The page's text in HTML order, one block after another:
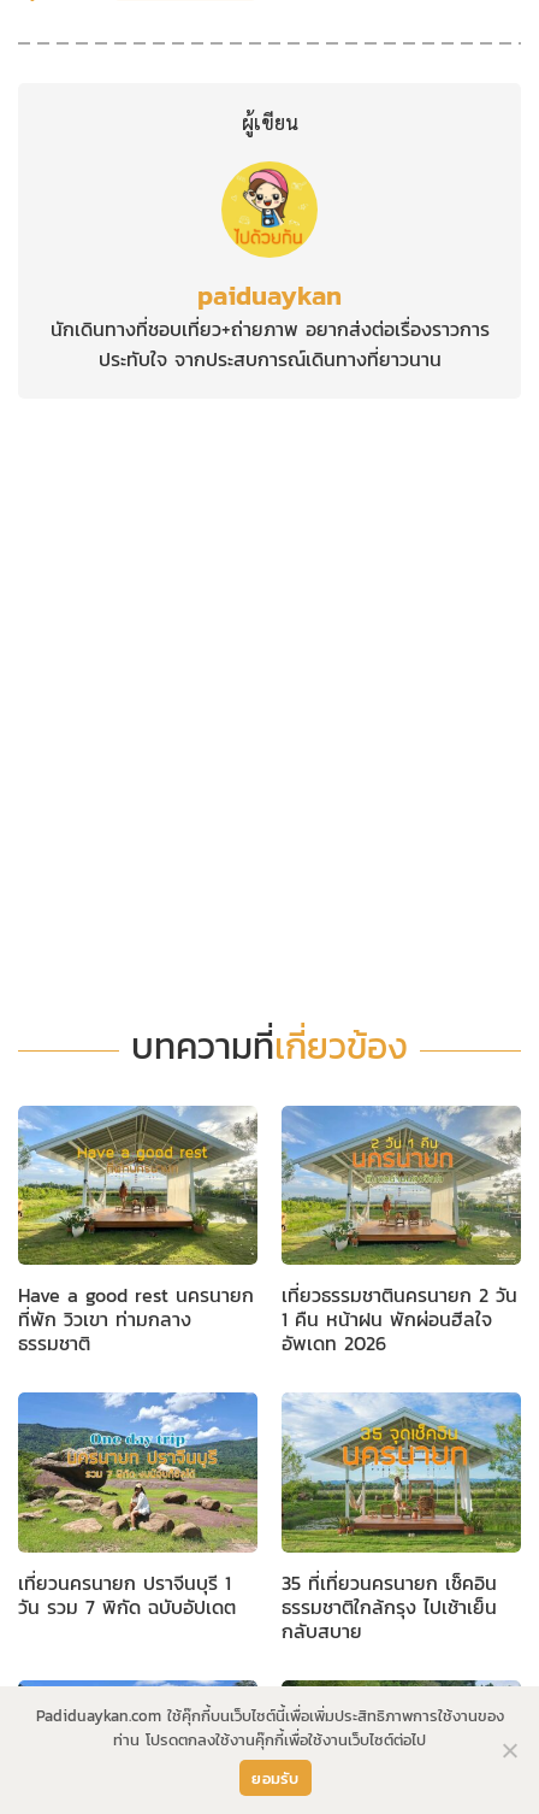
ผู้เขียน
paiduaykan
นักเดินทางที่ชอบเที่ยว+ถ่ายภาพ อยากส่งต่อเรื่องราวการ
ประทับใจ จากประสบการณ์เดินทางที่ยาวนาน
บทความที่เกี่ยวข้อง
Have a good rest นครนายก
ที่พัก วิวเขา ท่ามกลาง
ธรรมชาติ
เที่ยวธรรมชาตินครนายก 2 วัน
1 คืน หน้าฝน พักผ่อนฮีลใจ
อัพเดท 2026
เที่ยวนครนายก ปราจีนบุรี 1
วัน รวม 7 พิกัด ฉบับอัปเดต
35 ที่เที่ยวนครนายก เช็คอิน
ธรรมชาติใกล้กรุง ไปเช้าเย็น
กลับสบาย
Padiduaykan.com ใช้คุ๊กกี้บนเว็บไซต์นี้เพื่อเพิ่มประสิทธิภาพการใช้งานของ
ท่าน โปรดตกลงใช้งานคุ๊กกี้เพื่อใช้งานเว็บไซต์ต่อไป
ยอมรับ